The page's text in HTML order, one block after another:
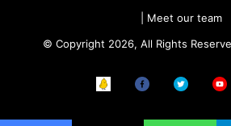
Meet our team
© Copyright 2026, All Rights
Koo FB